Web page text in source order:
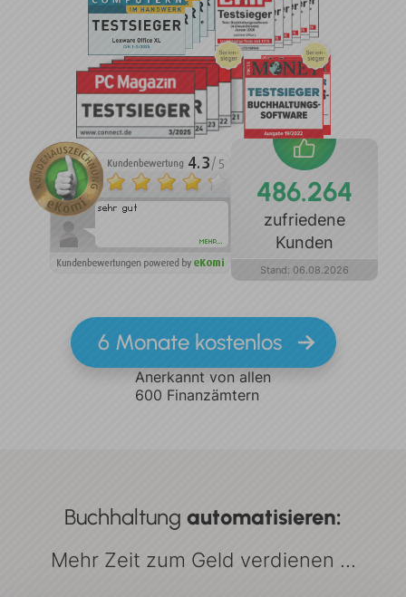
486.264
zufriedene
Kunden
Stand: 06 08 2026
6 Monate kostenlos
Anerkannt von allen
600 Finanzämtern
Buchhaltung automatisieren:
Mehr Zeit zum Geld verdienen ...